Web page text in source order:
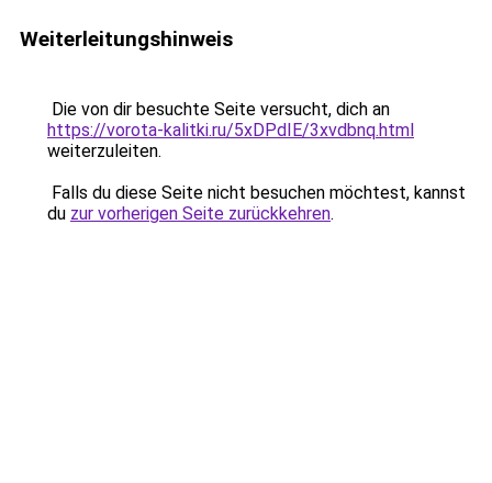
Weiterleitungshinweis
Die von dir besuchte Seite versucht, dich an
https://vorota-kalitki.ru/5xDPdIE/3xvdbnq.html
weiterzuleiten.
Falls du diese Seite nicht besuchen möchtest, kannst
du zur vorherigen Seite zurückkehren.